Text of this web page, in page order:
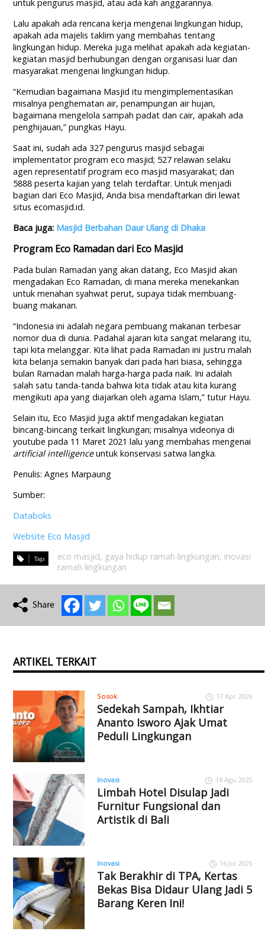
untuk pengurus masjid, atau ada kah anggarannya.
Lalu apakah ada rencana kerja mengenai lingkungan hidup,
apakah ada majelis taklim yang membahas tentang
lingkungan hidup. Mereka juga melihat apakah ada kegiatan-
kegiatan masjid berhubungan dengan organisasi luar dan
masyarakat mengenai lingkungan hidup.
“Kemudian bagaimana Masjid itu mengimplementasikan
misalnya penghematan air, penampungan air hujan,
bagaimana mengelola sampah padat dan cair, apakah ada
penghijauan,” pungkas Hayu.
Saat ini, sudah ada 327 pengurus masjid sebagai
implementator program eco masjid; 527 relawan selaku
agen representatif program eco masjid masyarakat; dan
5888 peserta kajian yang telah terdaftar. Untuk menjadi
bagian dari Eco Masjid, Anda bisa mendaftarkan diri lewat
situs ecomasjid.id.
Baca juga: Masjid Berbahan Daur Ulang di Dhaka
Program Eco Ramadan dari Eco Masjid
Pada bulan Ramadan yang akan datang, Eco Masjid akan
mengadakan Eco Ramadan, di mana mereka menekankan
untuk menahan syahwat perut, supaya tidak membuang-
buang makanan.
“Indonesia ini adalah negara pembuang makanan terbesar
nomor dua di dunia. Padahal ajaran kita sangat melarang itu,
tapi kita melanggar. Kita lihat pada Ramadan ini justru malah
kita belanja semakin banyak dari pada hari biasa, sehingga
bulan Ramadan malah harga-harga pada naik. Ini adalah
salah satu tanda-tanda bahwa kita tidak atau kita kurang
mengikuti apa yang diajarkan oleh agama Islam,” tutur Hayu.
Selain itu, Eco Masjid juga aktif mengadakan kegiatan
bincang-bincang terkait lingkungan; misalnya videonya di
youtube pada 11 Maret 2021 lalu yang membahas mengenai
artificial intelligenceuntuk konservasi satwa langka.
Penulis: Agnes Marpaung
Sumber:
Databoks
Website Eco Masjid
eco masjid, gaya hidup ramah lingkungan, inovasi
ramah lingkungan
ARTIKEL TERKAIT
Sosok 17 Apr 2026
Sedekah Sampah, Ikhtiar
Ananto Isworo Ajak Umat
Peduli Lingkungan
Inovasi 18 Agu 2025
Limbah Hotel Disulap Jadi
Furnitur Fungsional dan
Artistik di Bali
Inovasi 16 Jul 2025
Tak Berakhir di TPA, Kertas
Bekas Bisa Didaur Ulang Jadi 5
Barang Keren Ini!